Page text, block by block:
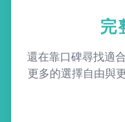
完
還在靠口碑尋找適
更多的選擇自由與